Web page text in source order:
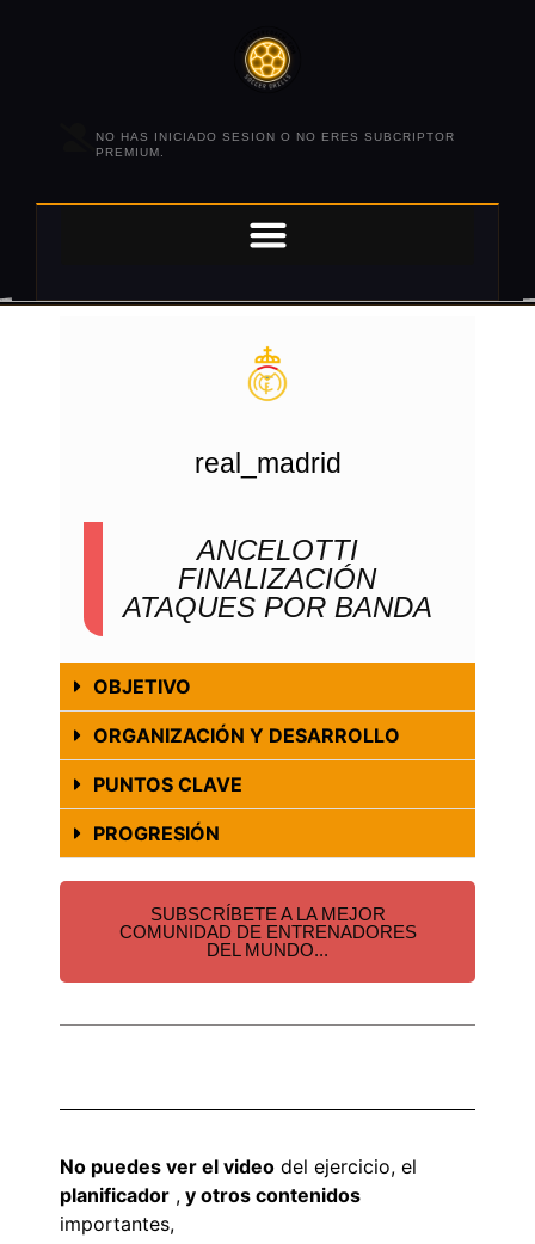
NO HAS INICIADO SESION O NO ERES SUBCRIPTOR
PREMIUM.
real_madrid
ANCELOTTI
FINALIZACIÓN
ATAQUES POR BANDA
OBJETIVO
ORGANIZACIÓN Y DESARROLLO
PUNTOS CLAVE
PROGRESIÓN
SUBSCRÍBETE A LA MEJOR
COMUNIDAD DE ENTRENADORES
DEL MUNDO...
No puedes ver el video del ejercicio, el
planificador , y otros contenidos
importantes,